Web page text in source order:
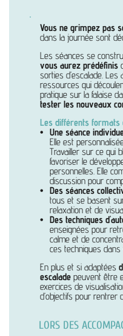
Vous ne grimpez pas
dans la journée sont
Les séances se
vous aurez prédéfinis
sorties d’escalade.
ressources qui
pratique sur la falaise
tester les nouveaux
Les différents formats
Une séance
Elle est
Travailler sur ce qui
favoriser le
personnelles. Elle
discussion pour
Des séances
tous et se basent
relaxation et de
Des techniques
enseignées pour
calme et de
ces techniques
En plus et si adaptées
escalade peuvent être
exercices de
d’objectifs pour rentrer
LORS DES